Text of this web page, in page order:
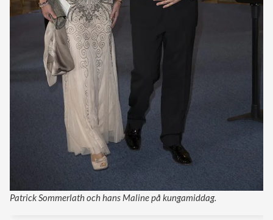
Patrick Sommerlath och hans Maline på kungamiddag.